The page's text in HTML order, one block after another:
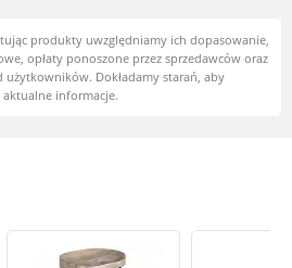
produkty uwzględniamy ich dopasowanie,
opłaty ponoszone przez sprzedawców oraz
Dokładamy starań, aby
informacje.